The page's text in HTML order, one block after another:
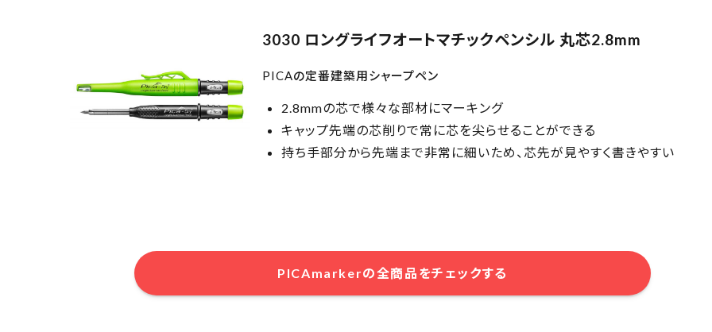
3030 ロングライフオートマチックペンシル 丸芯2.8mm
PICAの定番建築用シャープペン
2.8mmの芯で様々な部材にマーキング
キャップ先端の芯削りで常に芯を尖らせることができる
持ち手部分から先端まで非常に細いため、芯先が見やすく書きやすい
PICAmarkerの全商品をチェックする